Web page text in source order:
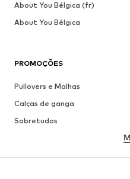
PROMOÇÕES
Pullovers e Malhas
Calças de ganga
Sobretudos
Saias
About You Bélgica (fr)
About You Bélgica